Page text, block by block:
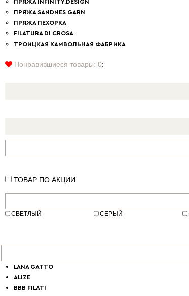
ПРЯЖА INFINITY.DESIGN
ПРЯЖА SANDNES GARN
ПРЯЖА ПЕХОРКА
FILATURA DI СROSA
ТРОИЦКАЯ КАМВОЛЬНАЯ ФАБРИКА
Понравившиеся товары: 0:
ТОВАР ПО АКЦИИ
СВЕТЛЫЙ СЕРЫЙ
LANA GATTO
ALIZE
BBB FILATI